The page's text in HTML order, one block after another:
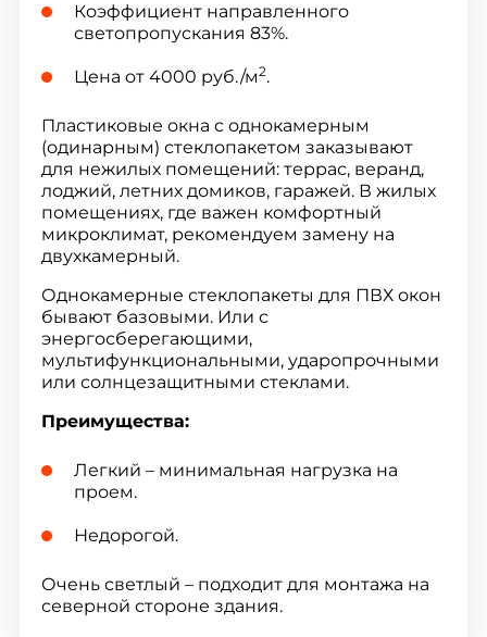
Коэффициент направленного
светопропускания 83%.
Цена от 4000 руб./м2.
Пластиковые окна с однокамерным
(одинарным) стеклопакетом заказывают
для нежилых помещений: террас, веранд,
лоджий, летних домиков, гаражей. В жилых
помещениях, где важен комфортный
микроклимат, рекомендуем замену на
двухкамерный.
Однокамерные стеклопакеты для ПВХ окон
бывают базовыми. Или с
энергосберегающими,
мультифункциональными, ударопрочными
или солнцезащитными стеклами.
Преимущества:
Легкий – минимальная нагрузка на
проем.
Недорогой.
Очень светлый – подходит для монтажа на
северной стороне здания.